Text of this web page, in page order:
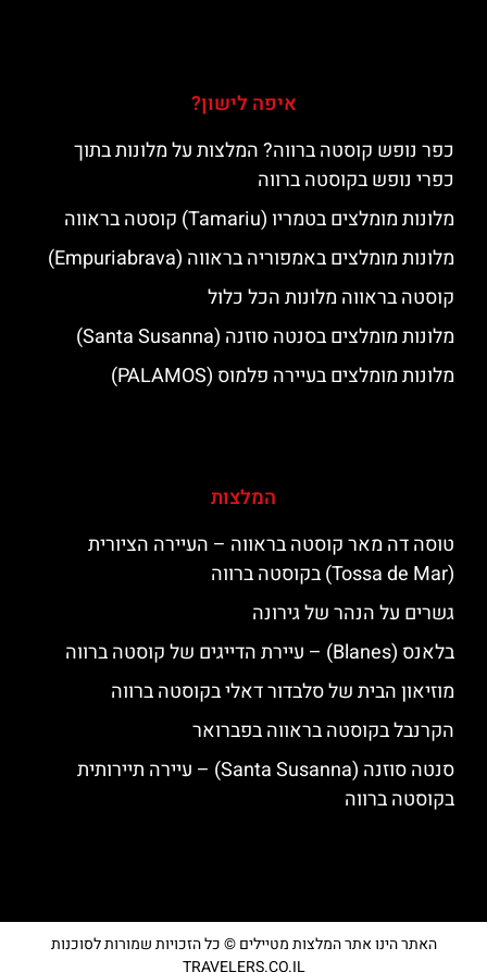
איפה לישון?
כפר נופש קוסטה ברווה? המלצות על מלונות בתוך
כפרי נופש בקוסטה ברווה
מלונות מומלצים בטמריו (Tamariu) קוסטה בראווה
מלונות מומלצים באמפוריה בראווה (Empuriabrava)
קוסטה בראווה מלונות הכל כלול
מלונות מומלצים בסנטה סוזנה (Santa Susanna)
מלונות מומלצים בעיירה פלמוס (PALAMOS)
המלצות
טוסה דה מאר קוסטה בראווה – העיירה הציורית
(Tossa de Mar) בקוסטה ברווה
גשרים על הנהר של גירונה
בלאנס (Blanes) – עיירת הדייגים של קוסטה ברווה
מוזיאון הבית של סלבדור דאלי בקוסטה ברווה
הקרנבל בקוסטה בראווה בפברואר
סנטה סוזנה (Santa Susanna) – עיירה תיירותית
בקוסטה ברווה
האתר הינו אתר המלצות מטיילים © כל הזכויות שמורות לסוכנות